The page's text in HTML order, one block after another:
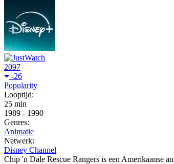
2097
-26
Popularity
Looptijd:
25 min
1989 - 1990
Genres:
Animatie
Netwerk:
Disney Channel
Chip 'n Dale Rescue Rangers is een Amerikaanse